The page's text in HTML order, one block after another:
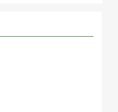
226903S501